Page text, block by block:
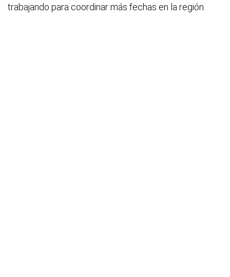
trabajando para coordinar más fechas en la región.